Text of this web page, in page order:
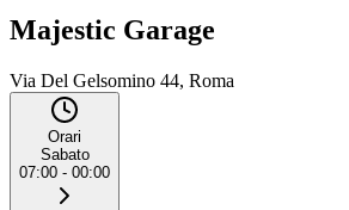
Majestic Garage
Via Del Gelsomino 44, Roma
Orari
Sabato
07:00 - 00:00